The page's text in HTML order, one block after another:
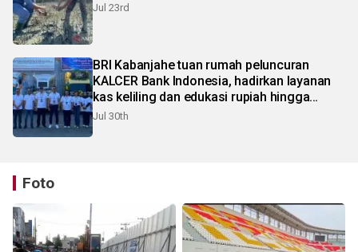
Jul 23rd
BRI Kabanjahe tuan rumah peluncuran
KALCER Bank Indonesia, hadirkan layanan
kas keliling dan edukasi rupiah hingga
pelosok Karo
Jul 30th
Foto